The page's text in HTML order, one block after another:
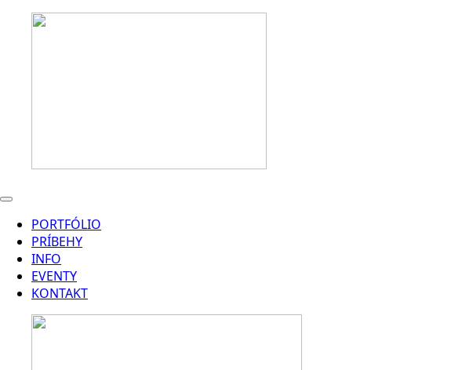
PORTFÓLIO
PRÍBEHY
INFO
EVENTY
KONTAKT